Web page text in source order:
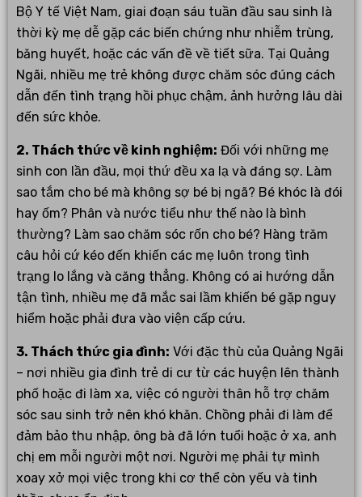
Bộ Y tế Việt Nam, giai đoạn sáu tuần đầu sau sinh là
thời kỳ mẹ dễ gặp các biến chứng như nhiễm trùng,
băng huyết, hoặc các vấn đề về tiết sữa. Tại Quảng
Ngãi, nhiều mẹ trẻ không được chăm sóc đúng cách
dẫn đến tình trạng hồi phục chậm, ảnh hưởng lâu dài
đến sức khỏe.
2. Thách thức về kinh nghiệm: Đối với những mẹ
sinh con lần đầu, mọi thứ đều xa lạ và đáng sợ. Làm
sao tắm cho bé mà không sợ bé bị ngã? Bé khóc là đói
hay ốm? Phân và nước tiểu như thế nào là bình
thường? Làm sao chăm sóc rốn cho bé? Hàng trăm
câu hỏi cứ kéo đến khiến các mẹ luôn trong tình
trạng lo lắng và căng thẳng. Không có ai hướng dẫn
tận tình, nhiều mẹ đã mắc sai lầm khiến bé gặp nguy
hiểm hoặc phải đưa vào viện cấp cứu.
3. Thách thức gia đình: Với đặc thù của Quảng Ngãi
– nơi nhiều gia đình trẻ di cư từ các huyện lên thành
phố hoặc đi làm xa, việc có người thân hỗ trợ chăm
sóc sau sinh trở nên khó khăn. Chồng phải đi làm để
đảm bảo thu nhập, ông bà đã lớn tuổi hoặc ở xa, anh
chị em mỗi người một nơi. Người mẹ phải tự mình
xoay xở mọi việc trong khi cơ thể còn yếu và tinh